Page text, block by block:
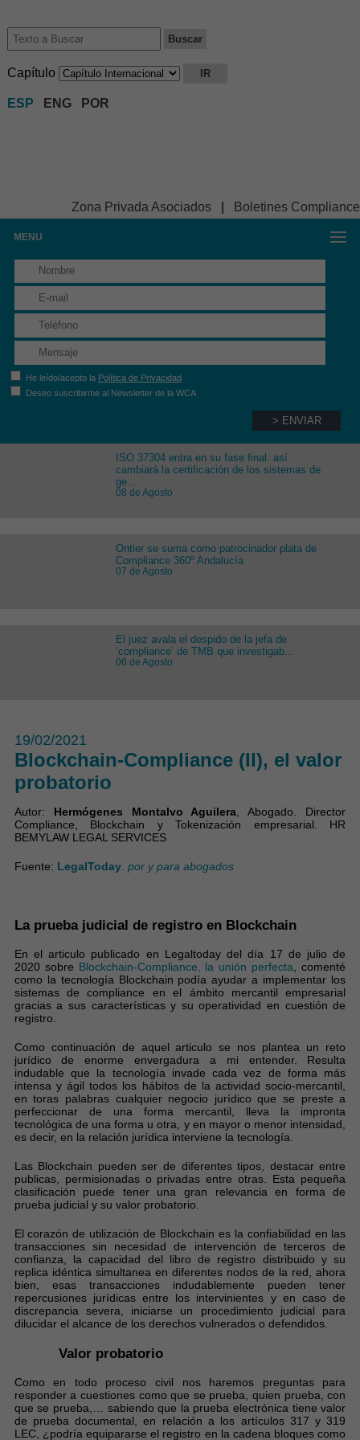
Capítulo
ESP ENG POR
Zona Privada Asociados Boletines Compliance
MENU
He leído/acepto la Política de Privacidad
Deseo suscribirme al Newsletter de la WCA
ISO 37304 entra en su fase final: así
cambiará la certificación de los sistemas de
ge...
08 de Agosto
Ontier se suma como patrocinador plata de
Compliance 360º Andalucía
07 de Agosto
El juez avala el despido de la jefa de
’compliance’ de TMB que investigab...
06 de Agosto
19/02/2021
Blockchain-Compliance (II), el valor
probatorio
Autor: Hermógenes Montalvo Aguilera, Abogado. Director
Compliance, Blockchain y Tokenización empresarial. HR
BEMYLAW LEGAL SERVICES
Fuente: LegalToday. por y para abogados
La prueba judicial de registro en Blockchain
En el articulo publicado en Legaltoday del día 17 de julio de
2020 sobre Blockchain-Compliance, la unión perfecta , comenté
como la tecnología Blockchain podía ayudar a implementar los
sistemas de compliance en el ámbito mercantil empresarial
gracias a sus características y su operatividad en cuestión de
registro.
Como continuación de aquel articulo se nos plantea un reto
jurídico de enorme envergadura a mi entender. Resulta
indudable que la tecnología invade cada vez de forma más
intensa y ágil todos los hábitos de la actividad socio-mercantil,
en toras palabras cualquier negocio jurídico que se preste a
perfeccionar de una forma mercantil, lleva la impronta
tecnológica de una forma u otra, y en mayor o menor intensidad,
es decir, en la relación jurídica interviene la tecnología.
Las Blockchain pueden ser de diferentes tipos, destacar entre
publicas, permisionadas o privadas entre otras. Esta pequeña
clasificación puede tener una gran relevancia en forma de
prueba judicial y su valor probatorio.
El corazón de utilización de Blockchain es la confiabilidad en las
transacciones sin necesidad de intervención de terceros de
confianza, la capacidad del libro de registro distribuido y su
replica idéntica simultanea en diferentes nodos de la red, ahora
bien, esas transacciones indudablemente pueden tener
repercusiones jurídicas entre los intervinientes y en caso de
discrepancia severa, iniciarse un procedimiento judicial para
dilucidar el alcance de los derechos vulnerados o defendidos.
Valor probatorio
Como en todo proceso civil nos haremos preguntas para
responder a cuestiones como que se prueba, quien prueba, con
que se prueba,… sabiendo que la prueba electrónica tiene valor
de prueba documental, en relación a los artículos 317 y 319
LEC, ¿podría equipararse el registro en la cadena bloques como